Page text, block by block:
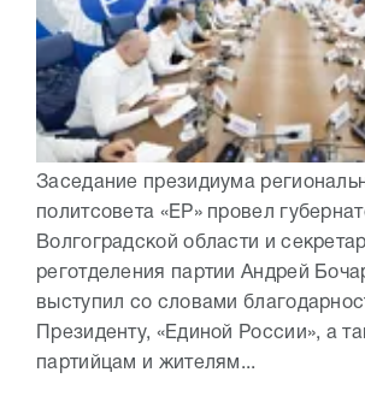
Заседание президиума
политсовета «ЕР» провел
Волгоградской области и
реготделения партии Андрей
выступил со словами
Президенту, «Единой России», а
партийцам и жителям...